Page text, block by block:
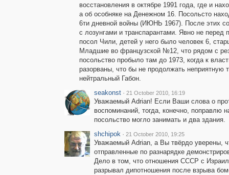
восстановления в октябре 1991 года, где и
а об особняке на Денежном 16. Посольсто
6ти дневной войны (ИЮНЬ 1967). После этих
с лозунгами и транспарантами. Явно не
посол Чили, детей у него было человек 6,
Младшие во французской №12, что рядом с
посольство пробыло там до 1973, когда к
разорваны, что бы не продолжать неприятную
нейтральный Габон.
seakonst · 21 October 2010, 16:19
Уважаемый Adrian! Если Ваши слова о
воспоминаний, тогда, конечно, поправлю
посольство могло занимать и два здания.
shchipok · 21 October 2010, 19:25
Уважаемый Adrian, а Вы твёрдо уверены,
отправленные по разнарядке
Дело в том, что отношения СССР с
разрывал дипотношения после взрыва